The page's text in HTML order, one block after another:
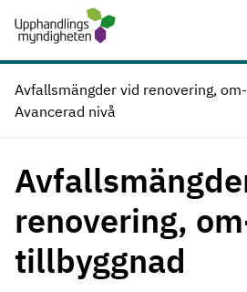
Hoppa till huvudinnehåll
Avfallsmängder vid renovering,
Avancerad nivå
renovering,
tillbyggnad